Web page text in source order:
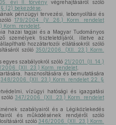
évi II. törvény
végrehajtásáról szóló
(2) bekezdése
pénzügyi tervezési, lebonyolítási és
179/2004. (V. 26.) Korm. rendelet
Korm. rendelet
hazai tagjai és a Magyar Tudományos
személyek tiszteletdíjáról, illetve az
hozzátartozói ellátásokról szóló
szóló 350/2006. (XII. 23.) Korm.
egyes szabályokról szóló 21/2001. (II. 14.)
(XII. 23.) Korm. rendelet
hasznosítására és bemutatására
348/2006. (XII. 23.) Korm. rendelet 22. §
vízügyi hatósági és igazgatási
347/2006. (XII. 23.) Korm. rendelet
szabályairól és a Légiközlekedés
és működésének rendjéről szóló
szóló 346/2006. (XII. 23.) Korm.